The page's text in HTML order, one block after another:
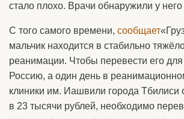
стало плохо. Врачи обнаружили у
С того самого времени, сообщает
мальчик находится в стабильно
реанимации. Чтобы перевести его
Россию, а один день в
клиники им. Иашвили города Тбилиси
в 23 тысячи рублей, необходимо